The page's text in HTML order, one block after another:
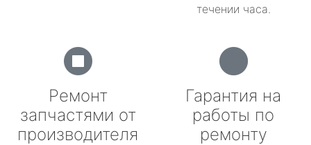
течении часа.
Ремонт
запчастями от
производителя
Гарантия на
работы по
ремонту